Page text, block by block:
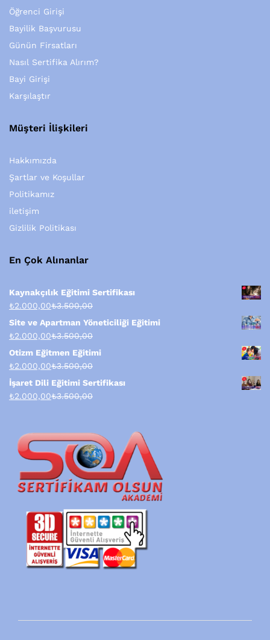
Öğrenci Girişi
Bayilik Başvurusu
Günün Firsatları
Nasıl Sertifika Alırım?
Bayi Girişi
Karşılaştır
Müşteri İlişkileri
Hakkımızda
Şartlar ve Koşullar
Politikamız
iletişim
Gizlilik Politikası
En Çok Alınanlar
Kaynakçılık Eğitimi Sertifikası
₺2.000,00₺3.500,00
Site ve Apartman Yöneticiliği Eğitimi
₺2.000,00₺3.500,00
Otizm Eğitmen Eğitimi
₺2.000,00₺3.500,00
İşaret Dili Eğitimi Sertifikası
₺2.000,00₺3.500,00